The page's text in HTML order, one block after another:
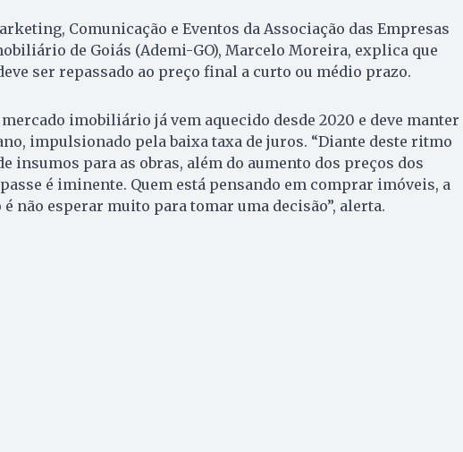
Comunicação e Eventos da Associação das Empresas
de Goiás (Ademi-GO), Marcelo Moreira, explica que
ser repassado ao preço final a curto ou médio prazo.
mercado imobiliário já vem aquecido desde 2020 e deve manter
impulsionado pela baixa taxa de juros. “Diante deste ritmo
insumos para as obras, além do aumento dos preços dos
é iminente. Quem está pensando em comprar imóveis, a
não esperar muito para tomar uma decisão”, alerta.